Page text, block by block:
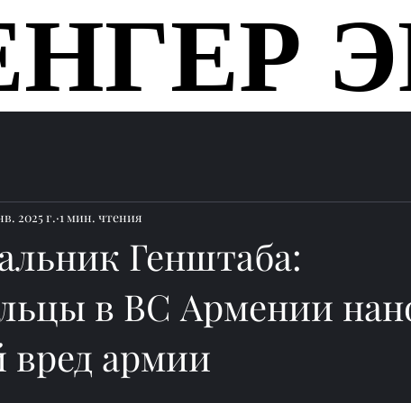
Главная
Генштаба:
в ВС Армении
вред армии
2025 г. 1 мин. чтения